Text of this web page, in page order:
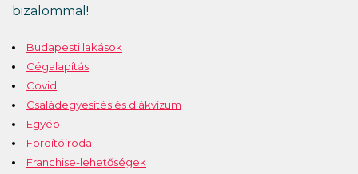
bizalommal!
Budapesti lakások
Cégalapítás
Covid
Családegyesítés és diákvízum
Egyéb
Fordítóiroda
Franchise-lehetőségek